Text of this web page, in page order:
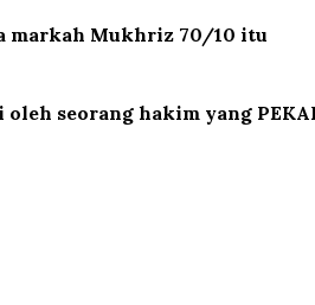
markah Mukhriz 70/10 itu
seorang hakim yang